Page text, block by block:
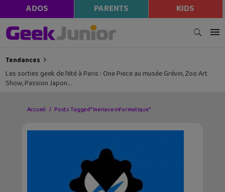
ADOS PARENTS KIDS
Tendances
Les sorties geek de l’été à Paris : One Piece au musée Grévin, Zoo Art
Show, Passion Japon…
Accueil Posts Tagged "menace informatique"